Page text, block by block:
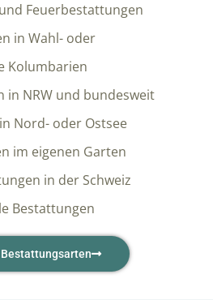
Feuerbestattungen
in Wahl- oder
Kolumbarien
in NRW und bundesweit
Nord- oder Ostsee
im eigenen Garten
in der Schweiz
Bestattungen
Bestattungsarten